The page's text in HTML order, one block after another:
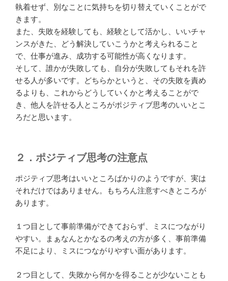
執着せず、別なことに気持ちを切り替えていくことがで
きます。
また、失敗を経験しても、経験として活かし、いいチャ
ンスがきた、どう解決していこうかと考えられること
で、仕事が進み、成功する可能性が高くなります。
そして、誰かが失敗しても、自分が失敗してもそれを許
せる人が多いです。どちらかというと、その失敗を責め
るよりも、これからどうしていくかと考えることがで
き、他人を許せる人ところがポジティブ思考のいいとこ
ろだと思います。
２．ポジティブ思考の注意点
ポジティブ思考はいいところばかりのようですが、実は
それだけではありません。もちろん注意すべきところが
あります。
１つ目として事前準備ができておらず、ミスにつながり
やすい。まぁなんとかなるの考えの方が多く、事前準備
不足により、ミスにつながりやすい面があります。
２つ目として、失敗から何かを得ることが少ないことも